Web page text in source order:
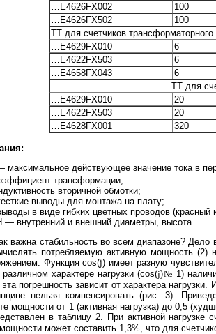
…E4626FX002
100
…E4626FX502
100
ТТ для счетчиков
…E4629FX010
6
…E4622FX503
6
…E4658FX043
6
ТТ для
…E4629FX010
20
…E4622FX503
20
…E4628FX001
320
максимальное действующее значение тока в
трансформации;
вторичной обмотки;
выводы для монтажа на плату;
в виде гибких цветных проводов (красный
— внутренний и внешний диаметры, высота
важна стабильность во всем диапазоне? Дело
потребляемую активную мощность (2)
Функция cos(j) имеет разную
характере нагрузки (cos(j)№ 1)
погрешность зависит от характера
нельзя компенсировать (рис. 3).
мощности от 1 (активная нагрузка) до 0,5
в таблицу 2. При активной нагрузке
может составить 1,3%, что для